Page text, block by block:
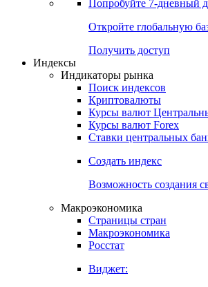
Попробуйте 7-дневный
Откройте глобальную
Получить доступ
Индексы
Индикаторы рынка
Поиск индексов
Криптовалюты
Курсы валют
Курсы валют Forex
Ставки центральных
Создать индекс
Возможность создания
Макроэкономика
Страницы стран
Макроэкономика
Росстат
Виджет: